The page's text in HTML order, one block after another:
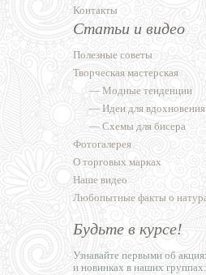
Контакты
Статьи и видео
Полезные советы
Творческая мастерская
— Модные тенденции
— Идеи для вдохновения
— Схемы для бисера
Фотогалерея
О торговых марках
Наше видео
Любопытные факты о
Будьте в курсе!
Узнавайте первыми об
и новинках в наших группах: